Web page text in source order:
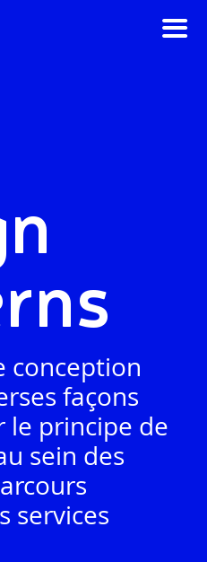
conception
façons
le principe de
sein des
services